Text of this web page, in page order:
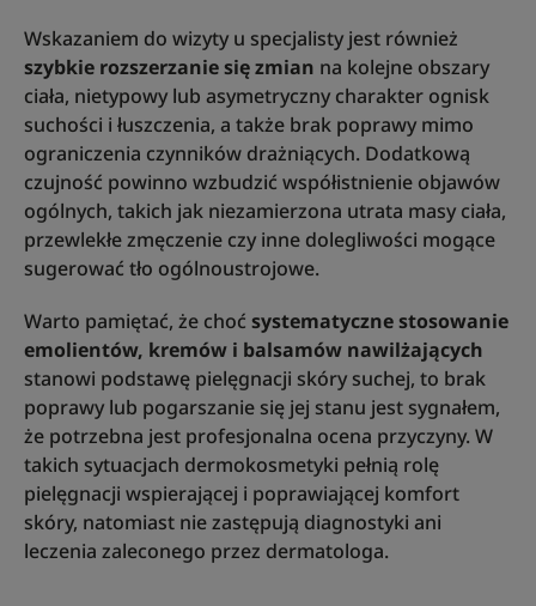
Wskazaniem do wizyty u specjalisty jest również
szybkie rozszerzanie się zmian na kolejne obszary
ciała, nietypowy lub asymetryczny charakter ognisk
suchości i łuszczenia, a także brak poprawy mimo
ograniczenia czynników drażniących. Dodatkową
czujność powinno wzbudzić współistnienie objawów
ogólnych, takich jak niezamierzona utrata masy ciała,
przewlekłe zmęczenie czy inne dolegliwości mogące
sugerować tło ogólnoustrojowe.
Warto pamiętać, że choć systematyczne stosowanie
emolientów, kremów i balsamów nawilżających
stanowi podstawę pielęgnacji skóry suchej, to brak
poprawy lub pogarszanie się jej stanu jest sygnałem,
że potrzebna jest profesjonalna ocena przyczyny. W
takich sytuacjach dermokosmetyki pełnią rolę
pielęgnacji wspierającej i poprawiającej komfort
skóry, natomiast nie zastępują diagnostyki ani
leczenia zaleconego przez dermatologa.